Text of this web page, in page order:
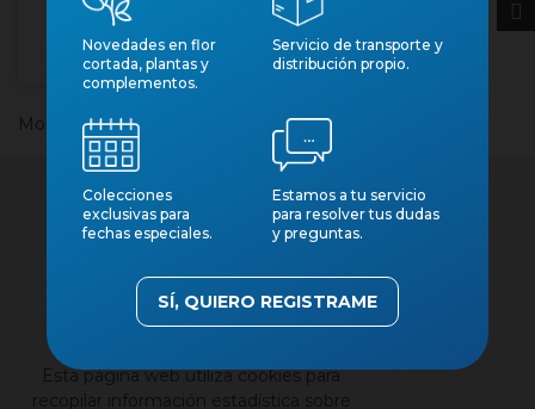
Gran
Núm. art.: 28631
Mostrando 1-1 de 1 artículo(s)
Aviso legal
Esta página web utiliza cookies para
recopilar información estadística sobre
×
Novedades en flor
cortada, plantas y
complementos.
Servicio de transporte y
distribución propio.
Colecciones
exclusivas para
fechas especiales.
Estamos a tu servicio
para resolver tus dudas
y preguntas.
SÍ, QUIERO REGISTRAME